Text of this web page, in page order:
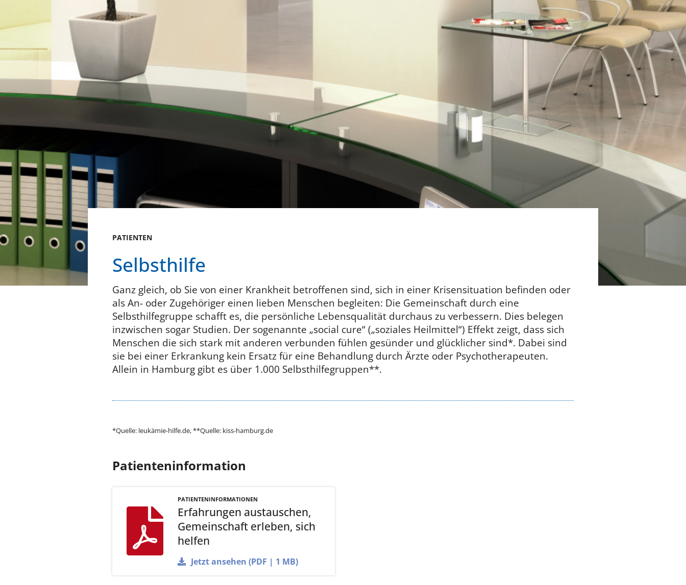
PATIENTEN
Selbsthilfe
Ganz gleich, ob Sie von einer Krankheit betroffenen sind, sich in einer Krisensituation befinden oder
als An- oder Zugehöriger einen lieben Menschen begleiten: Die Gemeinschaft durch eine
Selbsthilfegruppe schafft es, die persönliche Lebensqualität durchaus zu verbessern. Dies belegen
inzwischen sogar Studien. Der sogenannte „social cure“ („soziales Heilmittel“) Effekt zeigt, dass sich
Menschen die sich stark mit anderen verbunden fühlen gesünder und glücklicher sind*. Dabei sind
sie bei einer Erkrankung kein Ersatz für eine Behandlung durch Ärzte oder Psychotherapeuten.
Allein in Hamburg gibt es über 1.000 Selbsthilfegruppen**.
*Quelle: leukämie-hilfe.de, **Quelle: kiss-hamburg.de
Patienteninformation
PATIENTENINFORMATIONEN
Erfahrungen austauschen,
Gemeinschaft erleben, sich
helfen
Jetzt ansehen (PDF | 1 MB)